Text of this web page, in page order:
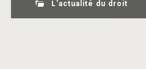
L'actualité du droit